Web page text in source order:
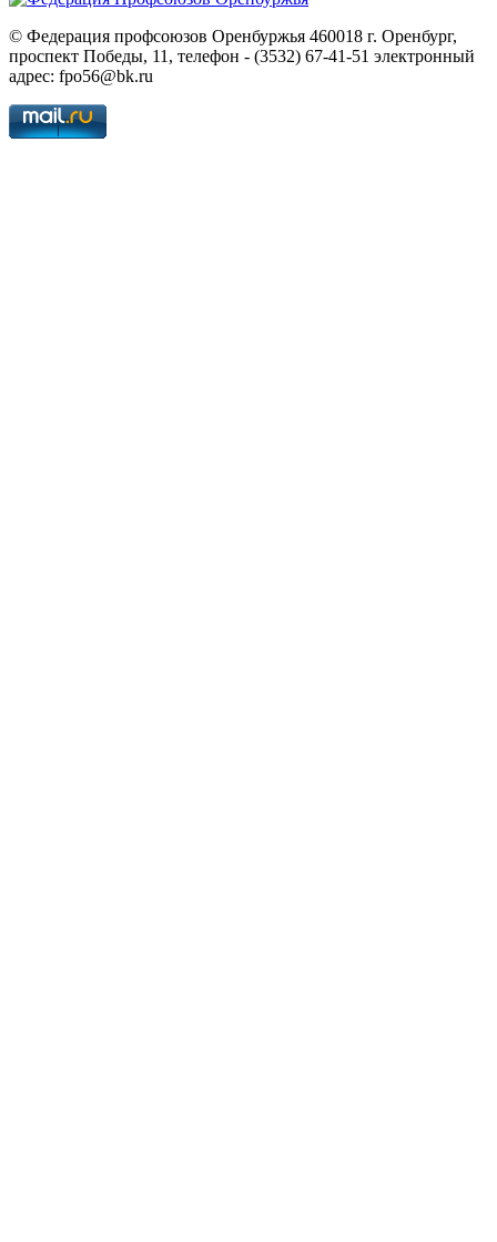
© Федерация профсоюзов Оренбуржья 460018 г. Оренбург,
проспект Победы, 11, телефон - (3532) 67-41-51 электронный
адрес: fpo56@bk.ru